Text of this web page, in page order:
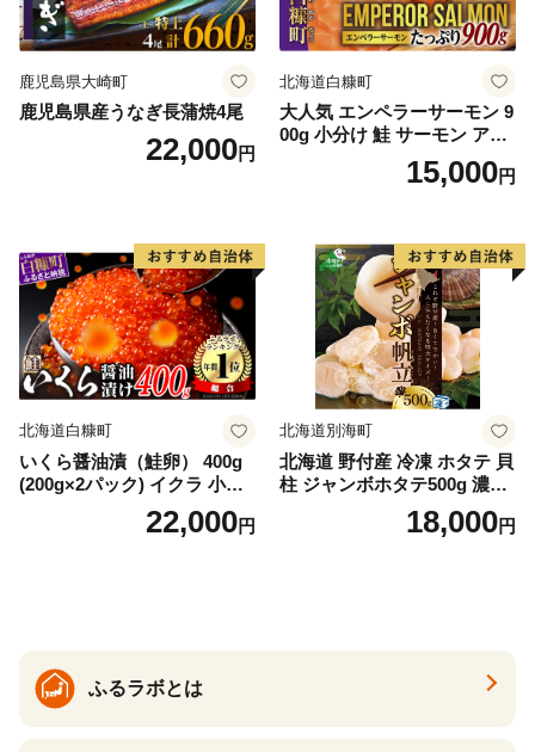
鹿児島県大崎町
鹿児島県産うなぎ長蒲焼4尾
22,000円
北海道白糠町
大人気 エンペラーサーモン 9
00g 小分け 鮭 サーモン アト
ランティックサーモン 水産
庁長官賞 受賞 さけ シャケ し
満足 美味しい 贈答 生食用 刺
身 お刺身 刺し身 魚介類 海鮮
冷凍 厚切り 薄切り ふるさと
納税 ふるさとチョイス チョ
イス 北海道 白糠町
15,000円
北海道白糠町
いくら醤油漬（鮭卵） 400g
(200g×2パック) イクラ 小分
け いくら醤油漬 鮭いくら い
くら醤油漬け 鮭 鮭卵 ikura
22,000円
北海道別海町
北海道 野付産 冷凍 ホタテ 貝
柱 ジャンボホタテ500g 濃厚
な旨味と甘み （ほたて ホタ
テ 帆立 貝柱 ホタテ貝柱 大玉
18,000円
ふるラボとは